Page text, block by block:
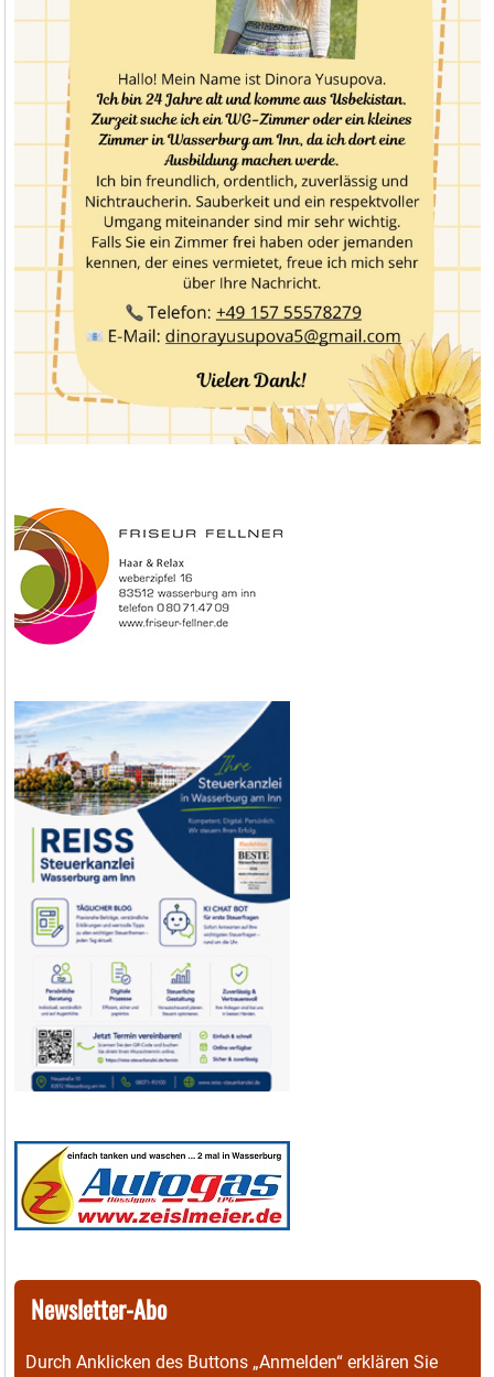
Newsletter-Abo
Durch Anklicken des Buttons „Anmelden“ erklären Sie